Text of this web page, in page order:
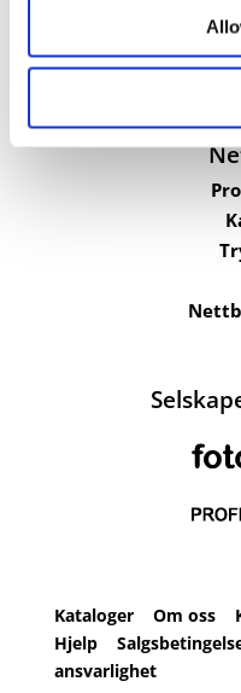
Man –
Kataloger Om oss
Hjelp
ansvarlighet